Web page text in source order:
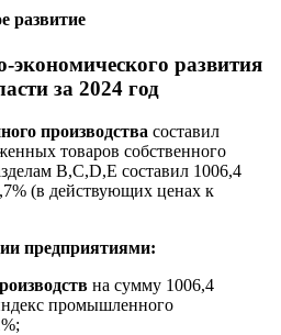
развитие
экономического развития
за 2024 год
производства составил
товаров собственного
В,С,D,Е составил 1006,4
(в действующих ценах к
предприятиями:
на сумму 1006,4
промышленного
%;